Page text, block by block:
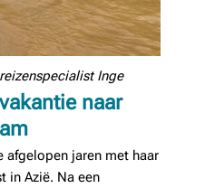
Inge
naar
afgelopen jaren met haar
in Azië. Na een